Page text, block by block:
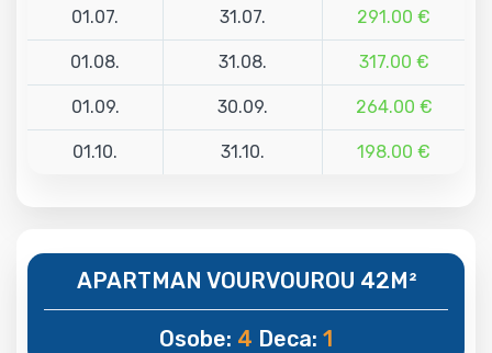
01.07. 31.07. 291.00 €
01.08. 31.08. 317.00 €
01.09. 30.09. 264.00 €
01.10. 31.10. 198.00 €
APARTMAN VOURVOUROU 42M²
Osobe: 4 Deca: 1